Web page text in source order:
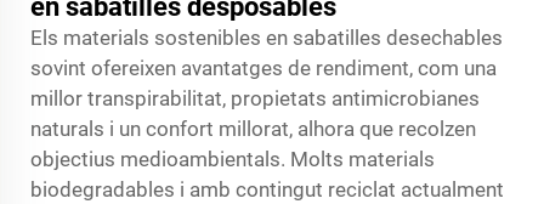
en sabatilles desposables
Els materials sostenibles en sabatilles desechables
sovint ofereixen avantatges de rendiment, com una
millor transpirabilitat, propietats antimicrobianes
naturals i un confort millorat, alhora que recolzen
objectius medioambientals. Molts materials
biodegradables i amb contingut reciclat actualment